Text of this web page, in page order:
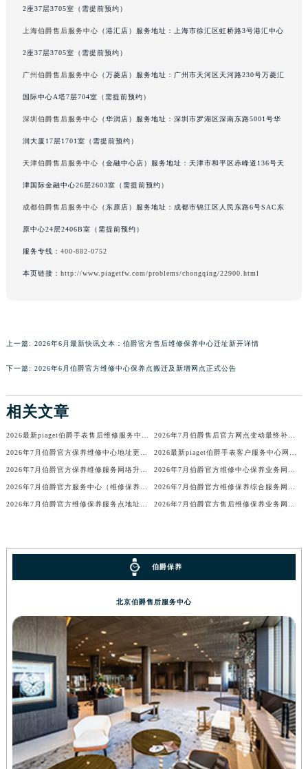
2座37层3705室（需提前预约）
上海伯爵售后服务中心 （港汇店）服务地址：上海市徐汇区虹桥路3号港汇中心
2座37层3705室（需提前预约）
广州伯爵售后服务中心 （万菱店）服务地址：广州市天河区天河路230号万菱汇
国际中心A塔7层704室（需提前预约）
深圳伯爵售后服务中心 （华润店）服务地址：深圳市罗湖区深南东路5001号华
润大厦17层1701室（需提前预约）
天津伯爵售后服务中心 （金融中心店）服务地址：天津市和平区赤峰道136号天
津国际金融中心26层2603室（需提前预约）
成都伯爵售后服务中心 （东原店）服务地址：成都市锦江区人民东路6号SAC东
原中心24层2406B室（需提前预约）
服务专线： 400-882-0752
本页链接： http://www.piagetfw.com/problems/chongqing/22900.html
上一篇: 2026年6月最新快讯文本：伯爵官方售后维修保养中心迁址新开详情
下一篇: 2026年6月伯爵官方维修中心保养点搬迁及新增网点正式公告
相关文章
伯爵保养
北京伯爵售后服务中心